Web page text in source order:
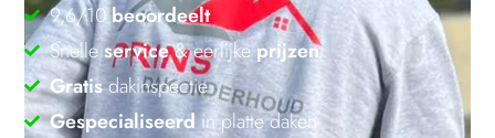
9,6/10beoordeelt
Snelleservice& eerlijkeprijzen
Gratisdakinspectie
Gespecialiseerdin platte daken